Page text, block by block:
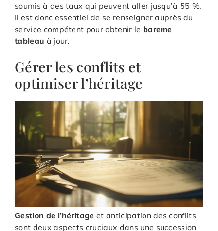
soumis à des taux qui peuvent aller jusqu’à 55 %.
Il est donc essentiel de se renseigner auprès du
service compétent pour obtenir le bareme
tableau à jour.
Gérer les conflits et
optimiser l’héritage
Gestion de l’héritage et anticipation des conflits
sont deux aspects cruciaux dans une succession